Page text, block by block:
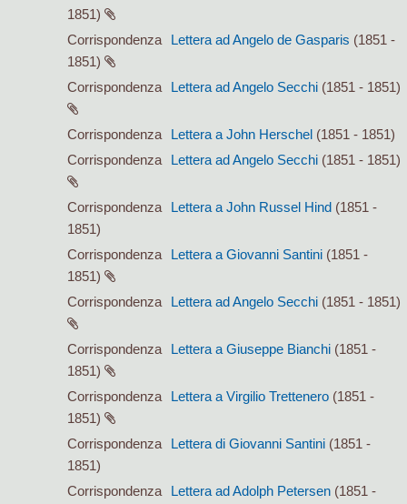
1851)
Corrispondenza
Lettera ad Angelo de Gasparis (1851 -
1851)
Corrispondenza
Lettera ad Angelo Secchi (1851 - 1851)
Corrispondenza Lettera a John Herschel (1851 - 1851)
Corrispondenza
Lettera ad Angelo Secchi (1851 - 1851)
Corrispondenza Lettera a John Russel Hind (1851 -
1851)
Corrispondenza
Lettera a Giovanni Santini (1851 -
1851)
Corrispondenza
Lettera ad Angelo Secchi (1851 - 1851)
Corrispondenza Lettera a Giuseppe Bianchi (1851 -
1851)
Corrispondenza
Lettera a Virgilio Trettenero (1851 -
1851)
Corrispondenza
Lettera di Giovanni Santini (1851 -
1851)
Corrispondenza
Lettera ad Adolph Petersen (1851 -